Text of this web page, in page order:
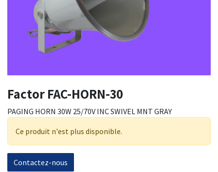
Factor FAC-HORN-30
PAGING HORN 30W 25/70V INC SWIVEL MNT GRAY
Ce produit n'est plus disponible.
Contactez-nous